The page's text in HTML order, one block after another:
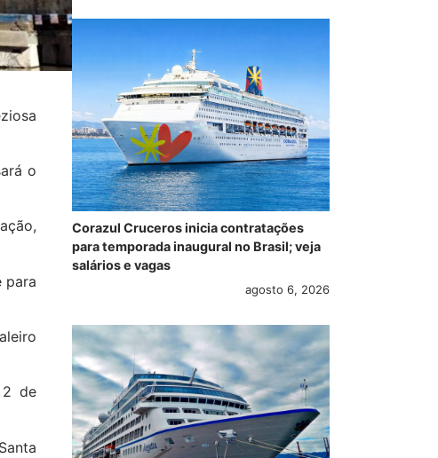
o
para
2 de
Corazul Cruceros inicia contratações
para temporada inaugural no Brasil; veja
salários e vagas
agosto 6, 2026